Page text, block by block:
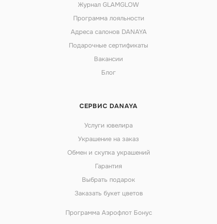
Журнал GLAMGLOW
Программа лояльности
Адреса салонов DANAYA
Подарочные сертификаты
Вакансии
Блог
СЕРВИС DANAYA
Услуги ювелира
Украшение на заказ
Обмен и скупка украшений
Гарантия
Выбрать подарок
Заказать букет цветов
Программа Аэрофлот Бонус